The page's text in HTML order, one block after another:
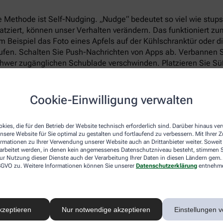
Cookie-Einwilligung verwalten
die für den Betrieb der Website technisch erforderlich sind. Darüber hinaus
Website für Sie optimal zu gestalten und fortlaufend zu verbessern. Mit Ihrer
zu Ihrer Verwendung unserer Website auch an Drittanbieter weiter. Soweit
werden, in denen kein angemessenes Datenschutzniveau besteht, stimmen
Nutzung dieser Dienste auch der Verarbeitung Ihrer Daten in diesen Ländern
zu. Weitere Informationen können Sie unserer Datenschutzerklärung
Nur notwendige akzeptieren Einstellungen
ist Self-Nudging. „Nudge“ bedeutet so viel wie
können unser Verhalten verändern. Das funktioniert
Beispiel das Foto eines Apfels auf der Kühlschranktür oder
Schalten Sie Push-Nachrichten von Apps ab.
zugänglichen Schublade verschwinden. Platzieren Sie
oder kaufen Sie erst gar nichts davon. Bauen Sie sich
Sie von Ihrem Abnehmprogramm. Schaut das soziale
lassen: Setzen Sie sich konkrete Ziele: Statt vage
Sie sich lieber vor, zwei Mal pro Woche je 30
Yoga oder Laufen. Oder: täglich zwei Portionen